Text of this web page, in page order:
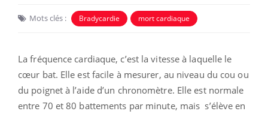
Mots clés : Bradycardie mort cardiaque
La fréquence cardiaque, c’est la vitesse à laquelle le
cœur bat. Elle est facile à mesurer, au niveau du cou ou
du poignet à l’aide d’un chronomètre. Elle est normale
entre 70 et 80 battements par minute, mais s’élève en